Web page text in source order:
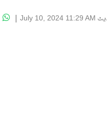
July 10, 2024 11:29 AM
|